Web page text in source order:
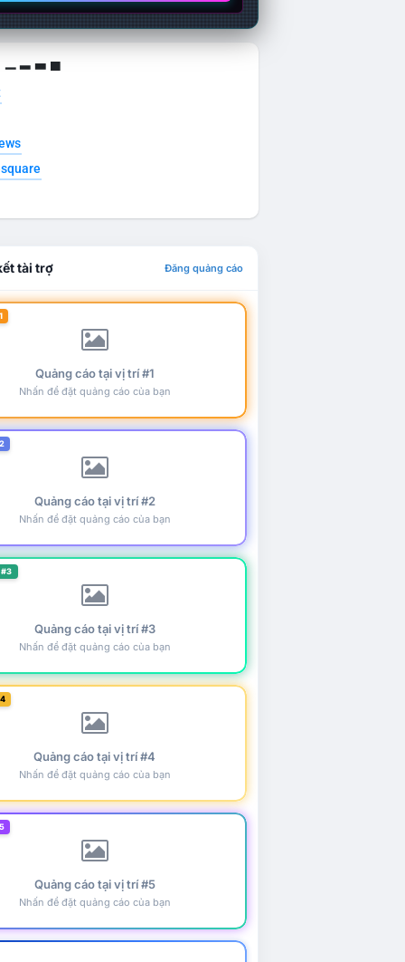
▁ ▂ ▃ ▄
tài trợ Đăng quảng cáo
Quảng cáo tại vị trí #1
Nhấn để đặt quảng cáo của bạn
Quảng cáo tại vị trí #2
Nhấn để đặt quảng cáo của bạn
Quảng cáo tại vị trí #3
Nhấn để đặt quảng cáo của bạn
Quảng cáo tại vị trí #4
Nhấn để đặt quảng cáo của bạn
Quảng cáo tại vị trí #5
Nhấn để đặt quảng cáo của bạn